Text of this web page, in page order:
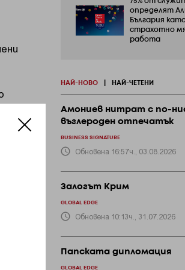
определят
България
страхотно
работа
НАЙ-НОВО НАЙ-ЧЕТЕНИ
Амониев нитрат с по-
въглероден отпечатък
BUSINESS SIGNATURE
Обновена 16:57ч., 03.08.2026
Залогът Крим
GLOBAL EDGE
Обновена 10:13ч., 31.07.2026
Папската дипломация
GLOBAL EDGE